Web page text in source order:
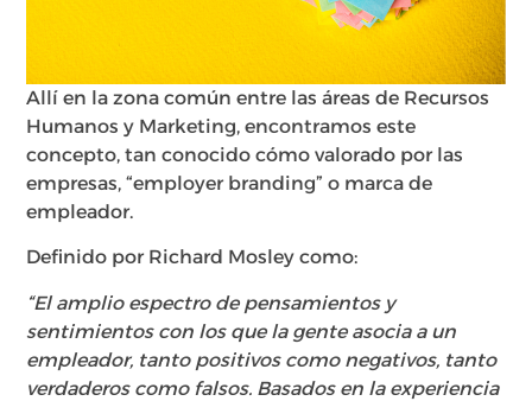
Allí en la zona común entre las áreas de Recursos
Humanos y Marketing, encontramos este
concepto, tan conocido cómo valorado por las
empresas, “employer branding” o marca de
empleador.
Definido por Richard Mosley como:
“El amplio espectro de pensamientos y
sentimientos con los que la gente asocia a un
empleador, tanto positivos como negativos, tanto
verdaderos como falsos. Basados en la experiencia